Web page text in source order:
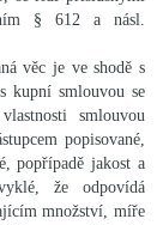
§ 612 a násl.
věc je ve shodě s
kupní smlouvou se
smlouvou
popisované,
popřípadě jakost a
že odpovídá
množství, míře